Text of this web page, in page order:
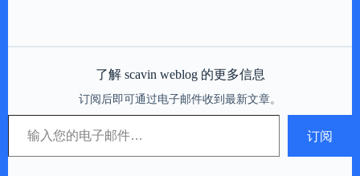
了解 scavin weblog 的更多信息
订阅后即可通过电子邮件收到最新文章。
输入您的电子邮件…
订阅